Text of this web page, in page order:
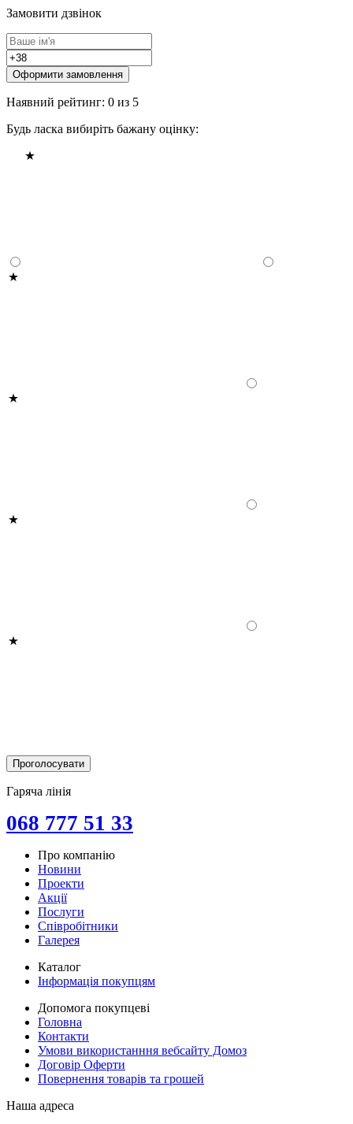
Замовити дзвінок
Оформити замовлення
Наявний рейтинг: 0 из 5
Будь ласка вибиріть бажану оцінку:
Гаряча лінія
068 777 51 33
Про компанію
Новини
Проекти
Акції
Послуги
Співробітники
Галерея
Каталог
Інформація покупцям
Допомога покупцеві
Головна
Контакти
Умови використанння вебсайту Домоз
Договір Оферти
Повернення товарів та грошей
Наша адреса